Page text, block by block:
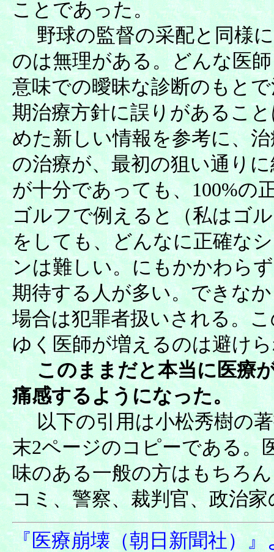
ことであった。
野球の監督の采配と同様に
のは無理がある。どんな医
意味での曖昧な診断のもと
期治療方針に誤りがあるこ
めた新しい情報を参考に、
の治療が、最初の狙い通り
が十分であっても、100%の
ゴルフで例えると（私はゴ
をしても、どんなに正確な
ンは難しい。にもかかわら
期待する人が多い。できな
場合は犯罪者扱いされる。
ゆく医師が増えるのは避け
このままだと本当に医療が
痛感するようになった。
以下の引用は小松秀樹の著
末2ページのコピーである。
味のある一般の方はもちろ
コミ、警察、裁判官、政治
『医療崩壊（朝日新聞社）』